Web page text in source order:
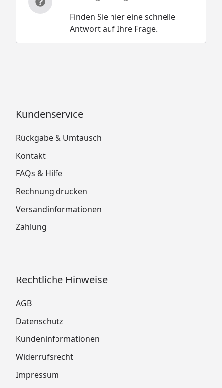
Finden Sie hier eine schnelle
Antwort auf Ihre Frage.
Kundenservice
Rückgabe & Umtausch
Kontakt
FAQs & Hilfe
Rechnung drucken
Versandinformationen
Zahlung
Rechtliche Hinweise
AGB
Datenschutz
Kundeninformationen
Widerrufsrecht
Impressum